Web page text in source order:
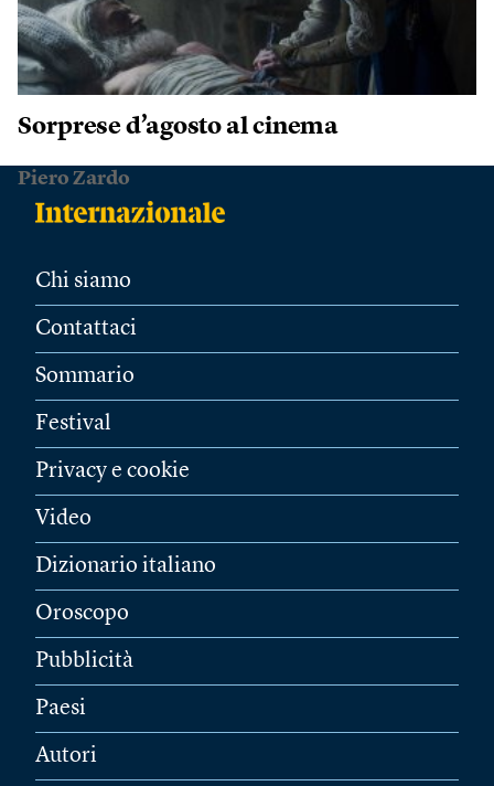
Sorprese d’agosto al cinema
Piero Zardo
Chi siamo
Contattaci
Sommario
Festival
Privacy e cookie
Video
Dizionario italiano
Oroscopo
Pubblicità
Paesi
Autori